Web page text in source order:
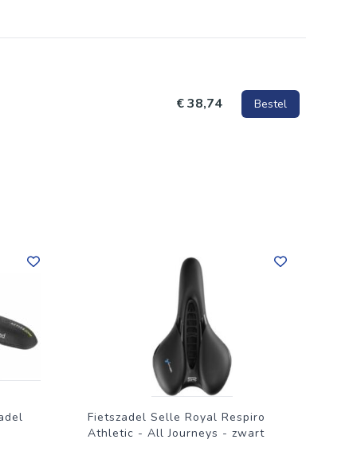
€ 38,74 Bestel
Fietszadel Selle Royal Respiro
Athletic - All Journeys - zwart